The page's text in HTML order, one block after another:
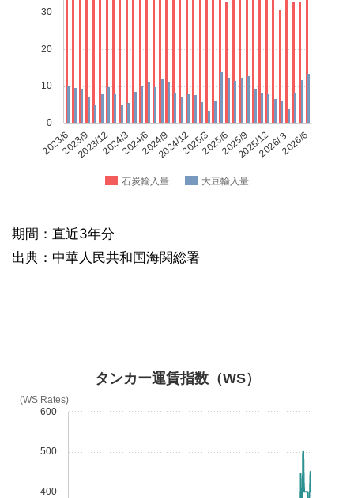
石炭輸入量 大豆輸入量
2023/6 2023/12 2024/6 2024/12 2025/6 2025/12 2026/6
2023/9 2024/3 2024/9 2025/3 2025/9 2026/３
0
10
20
30
期間：直近3年分
出典：中華人民共和国海関総署
タンカー運賃指数（WS）
400
500
600
(WS Rates)